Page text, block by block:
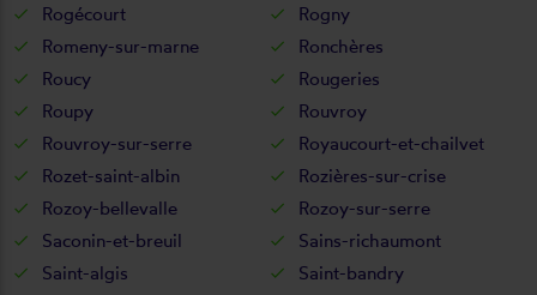
Rogécourt
Rogny
Romeny-sur-marne
Ronchères
Roucy
Rougeries
Roupy
Rouvroy
Rouvroy-sur-serre
Royaucourt-et-chailvet
Rozet-saint-albin
Rozières-sur-crise
Rozoy-bellevalle
Rozoy-sur-serre
Saconin-et-breuil
Sains-richaumont
Saint-algis
Saint-bandry